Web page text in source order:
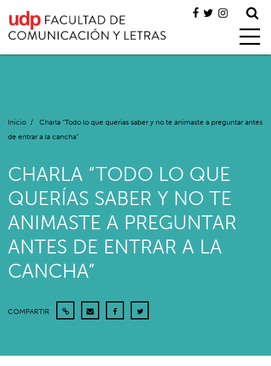
Inicio /
Charla “Todo lo que querías saber y no te animaste a preguntar antes
de entrar a la cancha”
CHARLA “TODO LO QUE
QUERÍAS SABER Y NO TE
ANIMASTE A PREGUNTAR
ANTES DE ENTRAR A LA
CANCHA”
COMPARTIR